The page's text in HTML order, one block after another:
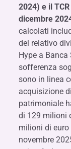
2024) e il
dicembre
calcolati
del relativo
Hype a
sofferenza
sono in linea
acquisizione
patrimoniale
di 129 milioni
milioni di
novembre